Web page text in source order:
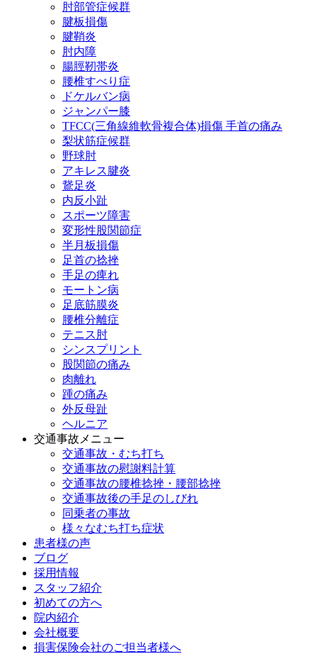
肘部管症候群
腱板損傷
腱鞘炎
肘内障
腸脛靭帯炎
腰椎すべり症
ドケルバン病
ジャンパー膝
TFCC(三角線維軟骨複合体)損傷 手首の痛み
梨状筋症候群
野球肘
アキレス腱炎
鵞足炎
内反小趾
スポーツ障害
変形性股関節症
半月板損傷
足首の捻挫
手足の痺れ
モートン病
足底筋膜炎
腰椎分離症
テニス肘
シンスプリント
股関節の痛み
肉離れ
踵の痛み
外反母趾
ヘルニア
交通事故メニュー
交通事故・むち打ち
交通事故の慰謝料計算
交通事故の腰椎捻挫・腰部捻挫
交通事故後の手足のしびれ
同乗者の事故
様々なむち打ち症状
患者様の声
ブログ
採用情報
スタッフ紹介
初めての方へ
院内紹介
会社概要
損害保険会社のご担当者様へ